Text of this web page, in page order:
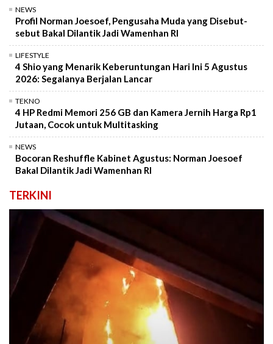
NEWS
Profil Norman Joesoef, Pengusaha Muda yang Disebut-
sebut Bakal Dilantik Jadi Wamenhan RI
LIFESTYLE
4 Shio yang Menarik Keberuntungan Hari Ini 5 Agustus
2026: Segalanya Berjalan Lancar
TEKNO
4 HP Redmi Memori 256 GB dan Kamera Jernih Harga Rp1
Jutaan, Cocok untuk Multitasking
NEWS
Bocoran Reshuffle Kabinet Agustus: Norman Joesoef
Bakal Dilantik Jadi Wamenhan RI
TERKINI